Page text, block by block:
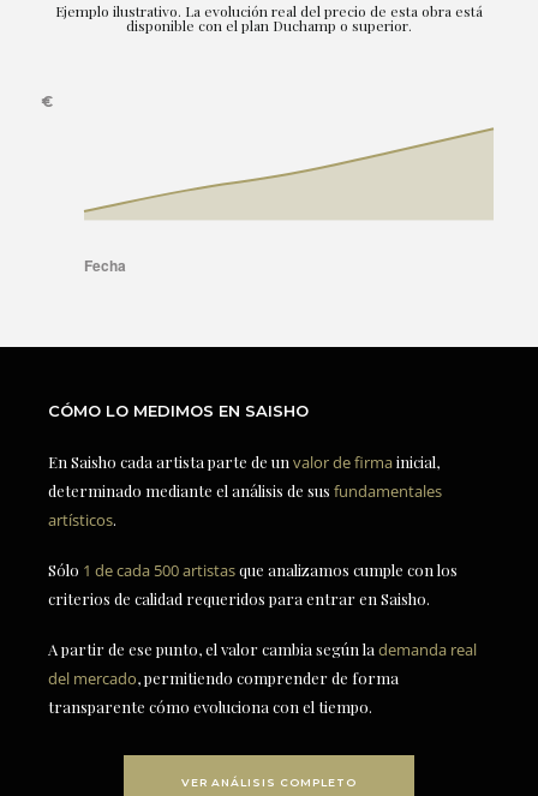
Ejemplo ilustrativo. La evolución real del precio de esta obra está
disponible con el plan Duchamp o superior.
CÓMO LO MEDIMOS EN SAISHO
En Saisho cada artista parte de un valor de firmainicial,
determinado mediante el análisis de sus fundamentales
artísticos.
Sólo 1 de cada 500 artistasque analizamos cumple con los
criterios de calidad requeridos para entrar en Saisho.
A partir de ese punto, el valor cambia según la demanda real
del mercado, permitiendo comprender de forma
transparente cómo evoluciona con el tiempo.
VER ANÁLISIS COMPLETO